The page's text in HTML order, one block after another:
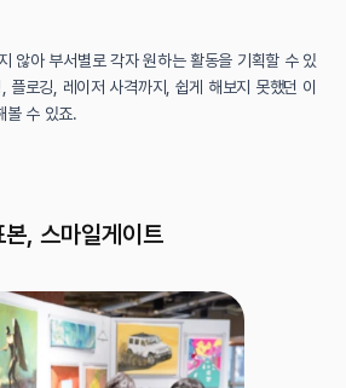
않아 부서별로 각자 원하는 활동을 기획할 수 있
플로깅, 레이저 사격까지, 쉽게 해보지 못했던 이
볼 수 있죠.
, 스마일게이트